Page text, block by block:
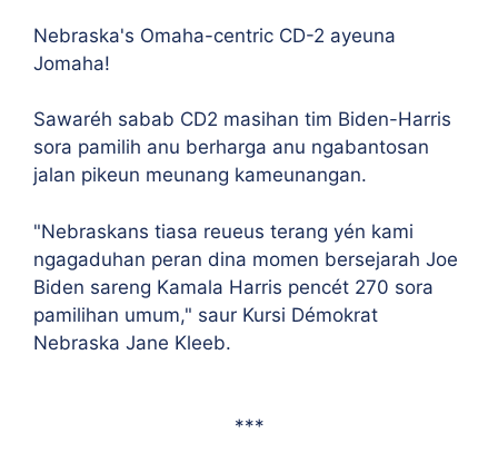
Nebraska's Omaha-centric CD-2 ayeuna
Jomaha!
Sawaréh sabab CD2 masihan tim Biden-Harris
sora pamilih anu berharga anu ngabantosan
jalan pikeun meunang kameunangan.
"Nebraskans tiasa reueus terang yén kami
ngagaduhan peran dina momen bersejarah Joe
Biden sareng Kamala Harris pencét 270 sora
pamilihan umum," saur Kursi Démokrat
Nebraska Jane Kleeb.
***